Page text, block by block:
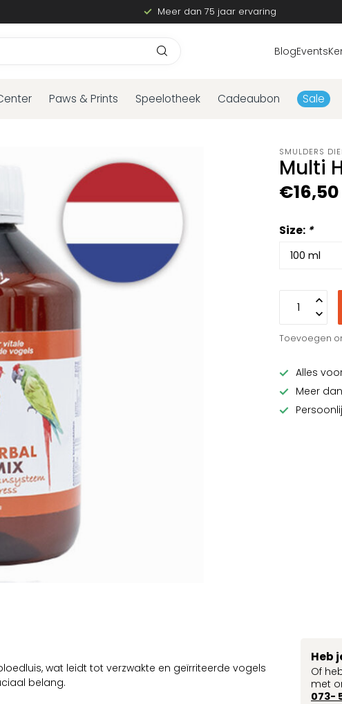
Meer dan 75 jaar ervaring
BlogEvents
Paws & Prints Speelotheek Cadeaubon Sale
SMULDERS
Multi
€16,50
Size: *
Toevoegen
Alles
Meer
wat leidt tot verzwakte en geïrriteerde vogels
belang.
Heb
Of
met
073-